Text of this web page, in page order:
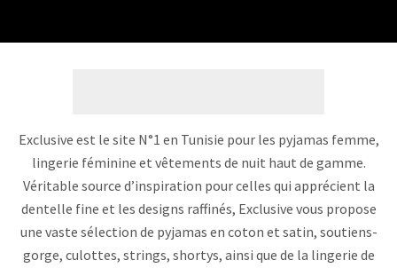
Exclusive est le site N°1 en Tunisie pour les pyjamas femme,
lingerie féminine et vêtements de nuit haut de gamme.
Véritable source d’inspiration pour celles qui apprécient la
dentelle fine et les designs raffinés, Exclusive vous propose
une vaste sélection de pyjamas en coton et satin, soutiens-
gorge, culottes, strings, shortys, ainsi que de la lingerie de